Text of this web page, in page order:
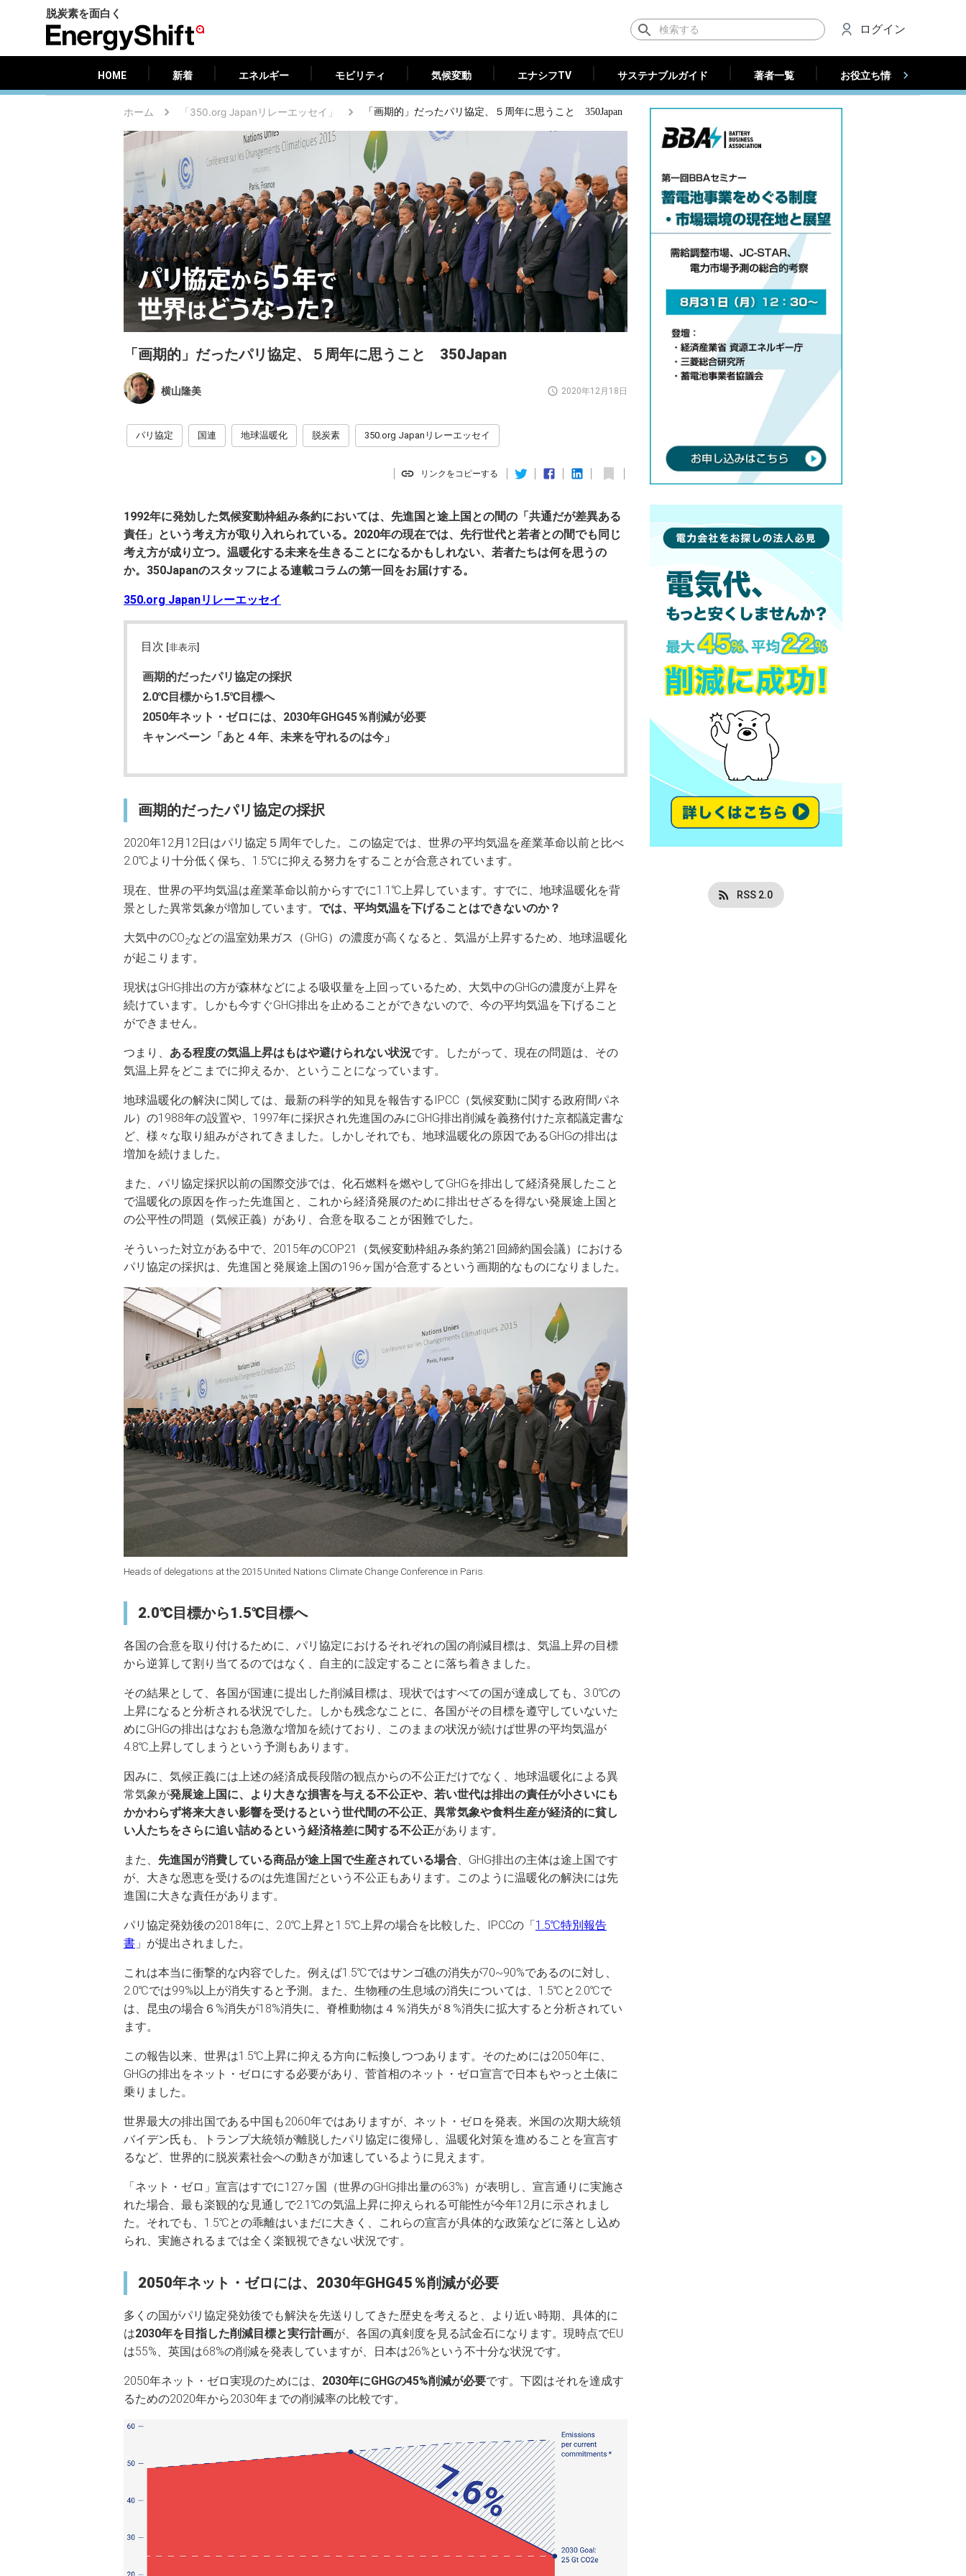
脱炭素を面白く
ジ
ー
フ
ト）
ログイン
HOME 新着 エネルギー モビリティ 気候変動 エナシフTV サステナブルガイド 著者一覧 お役立ち情報（法人）
HOME サステナブルガイド 著者一覧
ホーム 「350.org Japanリレーエッセイ」 「画期的」だったパリ協定、５周年に思うこと 350Japan
「画期的」だったパリ協定、５周年に思うこと 350Japan
横山隆美 2020年12月18日
パリ協定 国連 地球温暖化 脱炭素 350.org Japanリレーエッセイ
リンクをコピーする
1992年に発効した気候変動枠組み条約においては、先進国と途上国との間の「共通だが差異ある
責任」という考え方が取り入れられている。2020年の現在では、先行世代と若者との間でも同じ
考え方が成り立つ。温暖化する未来を生きることになるかもしれない、若者たちは何を思うの
か。350Japanのスタッフによる連載コラムの第一回をお届けする。
350.org Japanリレーエッセイ
目次 [非表示]
画期的だったパリ協定の採択
2.0℃目標から1.5℃目標へ
2050年ネット・ゼロには、2030年GHG45％削減が必要
キャンペーン「あと４年、未来を守れるのは今」
画期的だったパリ協定の採択
2020年12月12日はパリ協定５周年でした。この協定では、世界の平均気温を産業革命以前と比べ
2.0℃より十分低く保ち、1.5℃に抑える努力をすることが合意されています。
現在、世界の平均気温は産業革命以前からすでに1.1℃上昇しています。すでに、地球温暖化を背
景とした異常気象が増加しています。 では、平均気温を下げることはできないのか？
大気中のCO2などの温室効果ガス（GHG）の濃度が高くなると、気温が上昇するため、地球温暖化
が起こります。
現状はGHG排出の方が森林などによる吸収量を上回っているため、大気中のGHGの濃度が上昇を
続けています。しかも今すぐGHG排出を止めることができないので、今の平均気温を下げること
ができません。
つまり、 ある程度の気温上昇はもはや避けられない状況です。したがって、現在の問題は、その
気温上昇をどこまでに抑えるか、ということになっています。
地球温暖化の解決に関しては、最新の科学的知見を報告するIPCC（気候変動に関する政府間パネ
ル）の1988年の設置や、1997年に採択され先進国のみにGHG排出削減を義務付けた京都議定書な
ど、様々な取り組みがされてきました。しかしそれでも、地球温暖化の原因であるGHGの排出は
増加を続けました。
また、パリ協定採択以前の国際交渉では、化石燃料を燃やしてGHGを排出して経済発展したこと
で温暖化の原因を作った先進国と、これから経済発展のために排出せざるを得ない発展途上国と
の公平性の問題（気候正義）があり、合意を取ることが困難でした。
そういった対立がある中で、2015年のCOP21（気候変動枠組み条約第21回締約国会議）における
パリ協定の採択は、先進国と発展途上国の196ヶ国が合意するという画期的なものになりました。
Heads of delegations at the 2015 United Nations Climate Change Conference in Paris.
2.0℃目標から1.5℃目標へ
各国の合意を取り付けるために、パリ協定におけるそれぞれの国の削減目標は、気温上昇の目標
から逆算して割り当てるのではなく、自主的に設定することに落ち着きました。
その結果として、各国が国連に提出した削減目標は、現状ではすべての国が達成しても、3.0℃の
上昇になると分析される状況でした。しかも残念なことに、各国がその目標を遵守していないた
めにGHGの排出はなおも急激な増加を続けており、このままの状況が続けば世界の平均気温が
4.8℃上昇してしまうという予測もあります。
因みに、気候正義には上述の経済成長段階の観点からの不公正だけでなく、地球温暖化による異
常気象が発展途上国に、より大きな損害を与える不公正や、若い世代は排出の責任が小さいにも
かかわらず将来大きい影響を受けるという世代間の不公正、異常気象や食料生産が経済的に貧し
い人たちをさらに追い詰めるという経済格差に関する不公正があります。
また、 先進国が消費している商品が途上国で生産されている場合 、GHG排出の主体は途上国です
が、大きな恩恵を受けるのは先進国だという不公正もあります。このように温暖化の解決には先
進国に大きな責任があります。
パリ協定発効後の2018年に、2.0℃上昇と1.5℃上昇の場合を比較した、IPCCの「1.5℃特別報告
書 」が提出されました。
これは本当に衝撃的な内容でした。例えば1.5℃ではサンゴ礁の消失が70~90%であるのに対し、
2.0℃では99%以上が消失すると予測。また、生物種の生息域の消失については、1.5℃と2.0℃で
は、昆虫の場合６%消失が18%消失に、脊椎動物は４％消失が８%消失に拡大すると分析されてい
ます。
この報告以来、世界は1.5℃上昇に抑える方向に転換しつつあります。そのためには2050年に、
GHGの排出をネット・ゼロにする必要があり、菅首相のネット・ゼロ宣言で日本もやっと土俵に
乗りました。
世界最大の排出国である中国も2060年ではありますが、ネット・ゼロを発表。米国の次期大統領
バイデン氏も、トランプ大統領が離脱したパリ協定に復帰し、温暖化対策を進めることを宣言す
るなど、世界的に脱炭素社会への動きが加速しているように見えます。
「ネット・ゼロ」宣言はすでに127ヶ国（世界のGHG排出量の63%）が表明し、宣言通りに実施さ
れた場合、最も楽観的な見通しで2.1℃の気温上昇に抑えられる可能性が今年12月に示されまし
た。それでも、1.5℃との乖離はいまだに大きく、これらの宣言が具体的な政策などに落とし込め
られ、実施されるまでは全く楽観視できない状況です。
2050年ネット・ゼロには、2030年GHG45％削減が必要
多くの国がパリ協定発効後でも解決を先送りしてきた歴史を考えると、より近い時期、具体的に
は2030年を目指した削減目標と実行計画が、各国の真剣度を見る試金石になります。現時点でEU
は55%、英国は68%の削減を発表していますが、日本は26%という不十分な状況です。
2050年ネット・ゼロ実現のためには、 2030年にGHGの45%削減が必要です。下図はそれを達成す
るための2020年から2030年までの削減率の比較です。
RSS 2.0